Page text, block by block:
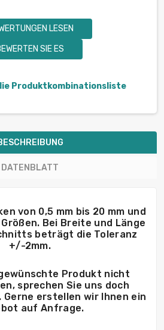
LESEN
SIE ES
Produktkombinationsliste
DATENBLATT
von 0,5 mm bis 20 mm und
Bei Breite und Länge
beträgt die Toleranz
+/-2mm.
Produkt nicht
sprechen Sie uns doch
erstellen wir Ihnen ein
auf Anfrage.